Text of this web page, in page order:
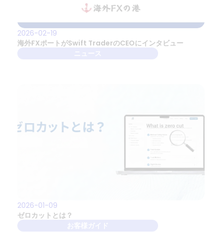
2026-02-19
海外FXポートがSwift TraderのCEOにインタビュー
2026-01-09
ゼロカットとは？